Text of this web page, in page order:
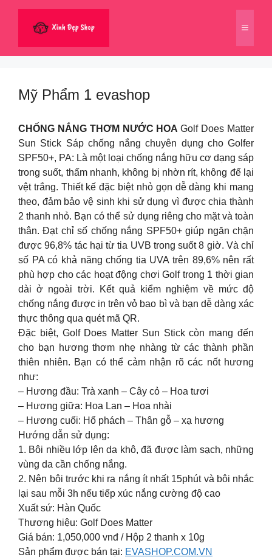
dung
Menu
Mỹ Phẩm 1 evashop
CHỐNG NẮNG THƠM NƯỚC HOAGolf Does Matter
Sun Stick Sáp chống nắng chuyên dụng cho Golfer
SPF50+, PA: Là một loại chống nắng hữu cơ dạng sáp
trong suốt, thấm nhanh, không bị nhờn rít, không để lại
vệt trắng. Thiết kế đặc biệt nhỏ gọn dễ dàng khi mang
theo, đảm bảo vệ sinh khi sử dụng vì được chia thành
2 thanh nhỏ. Bạn có thể sử dụng riêng cho mặt và toàn
thân. Đạt chỉ số chống nắng SPF50+ giúp ngăn chặn
được 96,8% tác hại từ tia UVB trong suốt 8 giờ. Và chỉ
số PA có khả năng chống tia UVA trên 89,6% nên rất
phù hợp cho các hoạt động chơi Golf trong 1 thời gian
dài ở ngoài trời. Kết quả kiểm nghiệm về mức độ
chống nắng được in trên vỏ bao bì và bạn dễ dàng xác
thực thông qua quét mã QR.
Đặc biệt, Golf Does Matter Sun Stick còn mang đến
cho bạn hương thơm nhẹ nhàng từ các thành phần
thiên nhiên. Bạn có thể cảm nhận rõ các nốt hương
như:
– Hương đầu: Trà xanh – Cây cỏ – Hoa tươi
– Hương giữa: Hoa Lan – Hoa nhài
– Hương cuối: Hổ phách – Thân gỗ – xạ hương
Hướng dẫn sử dụng:
1. Bôi nhiều lớp lên da khô, đã được làm sạch, những
vùng da cần chống nắng.
2. Nên bôi trước khi ra nắng ít nhất 15phút và bôi nhắc
lại sau mỗi 3h nếu tiếp xúc nắng cường độ cao
Xuất sứ: Hàn Quốc
Thương hiệu: Golf Does Matter
Giá bán: 1,050,000 vnđ / Hộp 2 thanh x 10g
Sản phẩm được bán tại: EVASHOP.COM.VN